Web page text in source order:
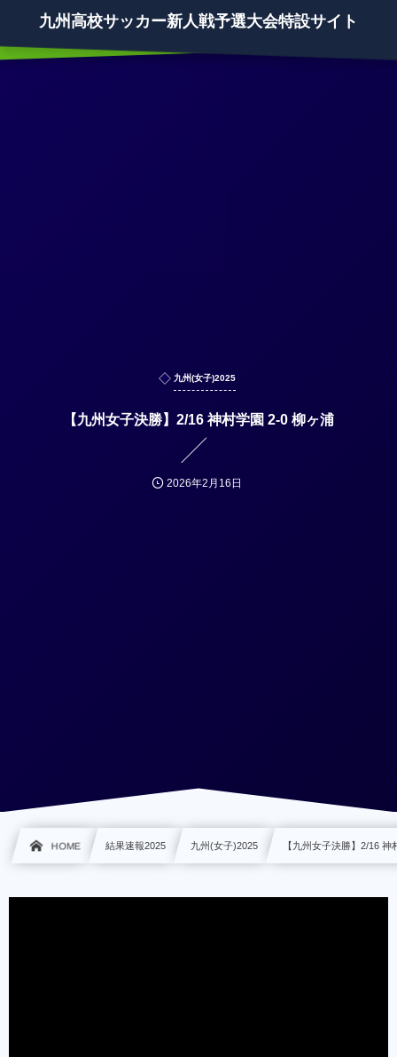
九州高校サッカー新人戦予選大会特設サイト
九州(女子)2025
【九州女子決勝】2/16 神村学園 2-0 柳ヶ浦
2026年2月16日
HOME 結果速報2025 九州(女子)2025 【九州女子決勝】2/16